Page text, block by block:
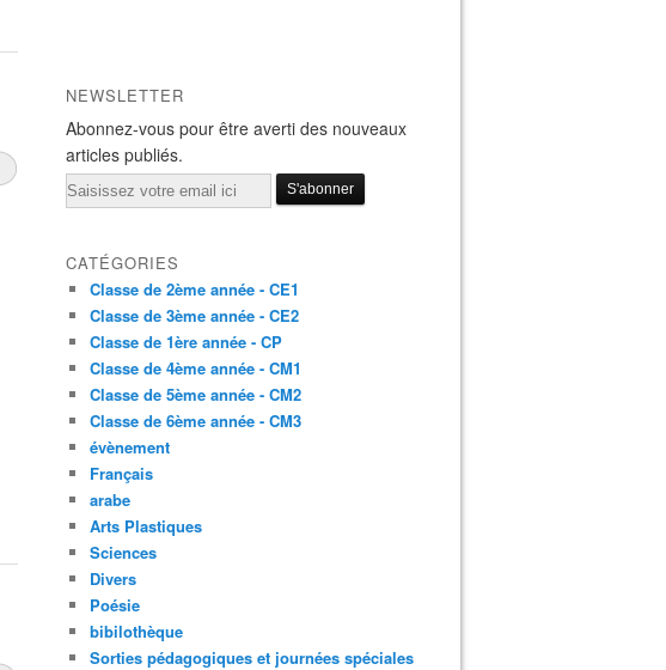
NEWSLETTER
Abonnez-vous pour être averti des nouveaux
articles publiés.
Email
CATÉGORIES
Classe de 2ème année - CE1
Classe de 3ème année - CE2
Classe de 1ère année - CP
Classe de 4ème année - CM1
Classe de 5ème année - CM2
Classe de 6ème année - CM3
évènement
Français
arabe
Arts Plastiques
Sciences
Divers
Poésie
bibilothèque
Sorties pédagogiques et journées spéciales